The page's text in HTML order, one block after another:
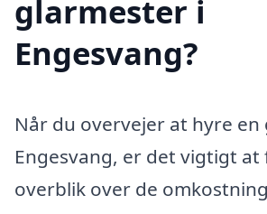
glarmester i
Engesvang?
Når du overvejer at hyre en
Engesvang, er det vigtigt at
overblik over de